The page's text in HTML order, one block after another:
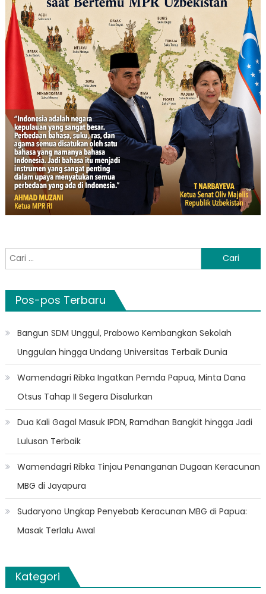
Cari
untuk:
Pos-pos Terbaru
Bangun SDM Unggul, Prabowo Kembangkan Sekolah
Unggulan hingga Undang Universitas Terbaik Dunia
Wamendagri Ribka Ingatkan Pemda Papua, Minta Dana
Otsus Tahap II Segera Disalurkan
Dua Kali Gagal Masuk IPDN, Ramdhan Bangkit hingga Jadi
Lulusan Terbaik
Wamendagri Ribka Tinjau Penanganan Dugaan Keracunan
MBG di Jayapura
Sudaryono Ungkap Penyebab Keracunan MBG di Papua:
Masak Terlalu Awal
Kategori